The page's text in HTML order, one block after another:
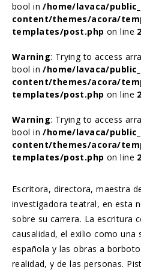
bool in/home/lavaca/
content/themes/acora/
templates/post.php on line
Warning: Trying to access
bool in/home/lavaca/
content/themes/acora/
templates/post.php on line
Warning: Trying to access
bool in/home/lavaca/
content/themes/acora/
templates/post.php on line
Escritora, directora, maestra
investigadora teatral, en esta
sobre su carrera. La escritura
causalidad, el exilio como una
española y las obras a
realidad, y de las personas.